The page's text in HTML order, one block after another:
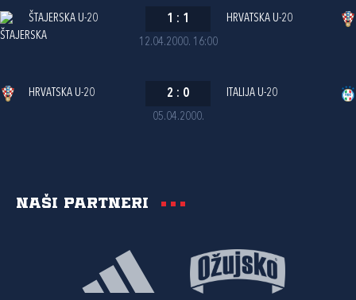
12.04.2000. 16:00
ŠTAJERSKA U-20 1 : 1 HRVATSKA U-20
05.04.2000.
HRVATSKA U-20 2 : 0 ITALIJA U-20
Naši partneri